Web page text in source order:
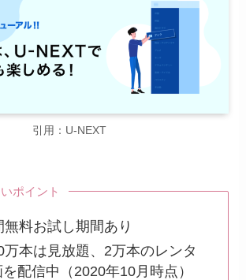
引用：U-NEXT
ポイント
無料お試し期間あり
万本は見放題、2万本のレンタ
配信中（2020年10月時点）